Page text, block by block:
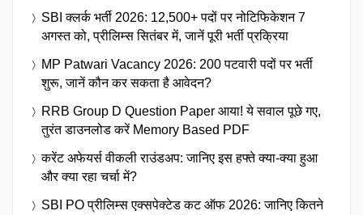
SBI क्लर्क भर्ती 2026: 12,500+ पदों पर नोटिफिकेशन 7
अगस्त को, प्रीलिम्स सितंबर में, जानें पूरी भर्ती प्रक्रिया
MP Patwari Vacancy 2026: 200 पटवारी पदों पर भर्ती
शुरू, जानें कौन कर सकता है आवेदन?
RRB Group D Question Paper आया! ये सवाल पूछे गए,
तुरंत डाउनलोड करें Memory Based PDF
करेंट अफेयर्स वीकली राउंडअप: जानिए इस हफ्ते क्या-क्या हुआ
और क्या रहा चर्चा में?
SBI PO प्रीलिम्स एक्सपेक्टेड कट ऑफ 2026: जानिए कितने